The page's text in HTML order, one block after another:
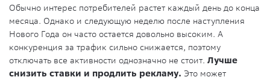
Обычно интерес потребителей растет каждый день до конца
месяца. Однако и следующую неделю после наступления
Нового Года он часто остается довольно высоким. А
конкуренция за трафик сильно снижается, поэтому
отключать все активности однозначно не стоит. Лучше
снизить ставки и продлить рекламу. Это может